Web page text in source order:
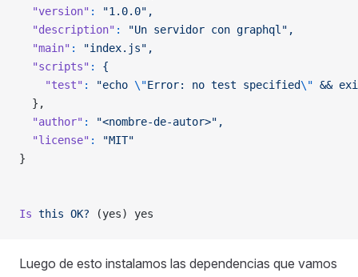
  "version"
:
"1.0.0",
  "description"
:
"Un servidor con graphql",
  "main"
:
"index.js",
  "scripts"
:
{
    "test"
: "echo \"Error: no test specified\" &&
  },
  "author"
:
"<nombre-de-autor>",
  "license"
:
"MIT"
}
Is this OK? (yes) yes
Luego de esto instalamos las dependencias que vamos